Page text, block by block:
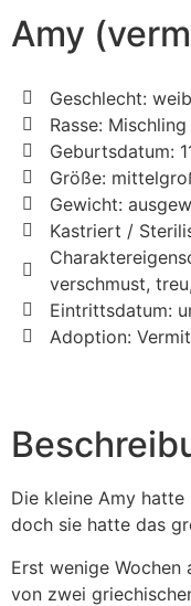
Amy
Geschlecht:
Rasse: Mischling
Geburtsdatum:
Größe:
Gewicht:
Kastriert /
verschmust,
Eintrittsdatum:
Adoption:
Die kleine Amy
doch sie hatte das
Erst wenige
von zwei